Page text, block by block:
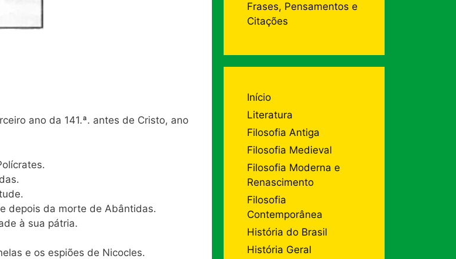
ano da 141.ª. antes de Cristo, ano
depois da morte de Abântidas.
à sua pátria.
e os espiões de Nicocles.
Frases, Pensamentos e
Citações
Início
Literatura
Filosofia Antiga
Filosofia Medieval
Filosofia Moderna e
Renascimento
Filosofia
Contemporânea
História do Brasil
História Geral